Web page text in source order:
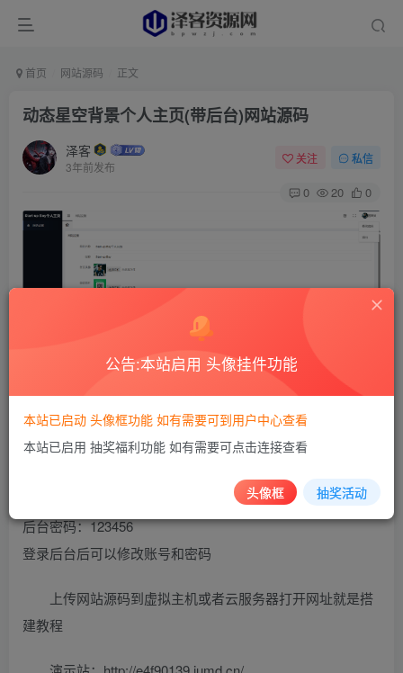
首页 网站源码 正文
动态星空背景个人主页(带后台)网站源码
泽客
3年前发布
关注 私信
0 20 0
后台密码：123456
登录后台后可以修改账号和密码
上传网站源码到虚拟主机或者云服务器打开网址就是搭
建教程
公告:本站启用 头像挂件功能
本站已启动 头像框功能 如有需要可到用户中心查看
本站已启用 抽奖福利功能 如有需要可点击连接查看
头像框 抽奖活动